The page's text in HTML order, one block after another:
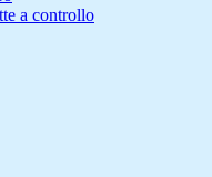
a controllo